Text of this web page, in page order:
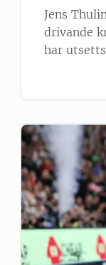
Jens
drivande
har